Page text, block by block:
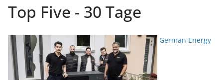
Top Five - 30 Tage
German Energy